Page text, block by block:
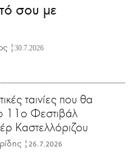
σου με
| 30.7.2026
ταινίες που θα
11ο Φεστιβάλ
Καστελλόριζου
| 26.7.2026